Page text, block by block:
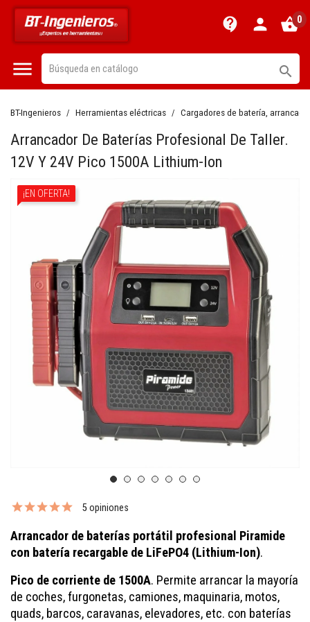
contact_support person shopping_basket0
 
BT-Ingenieros Herramientas eléctricas Cargadores de batería,
Arrancador De Baterías Profesional De Taller.
12V Y 24V Pico 1500A Lithium-Ion
¡EN OFERTA!
5 opiniones
Arrancador de baterías portátil profesional Piramide
con batería recargable de LiFePO4 (Lithium-Ion).
Pico de corriente de 1500A. Permite arrancar la mayoría
de coches, furgonetas, camiones, maquinaria, motos,
quads, barcos, caravanas, elevadores, etc. con baterías